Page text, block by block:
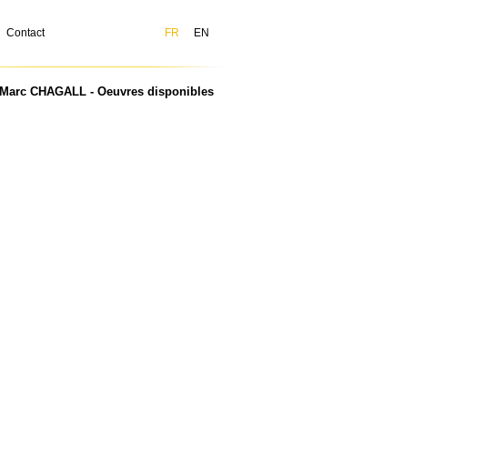
Contact FR EN
Marc CHAGALL - Oeuvres disponibles